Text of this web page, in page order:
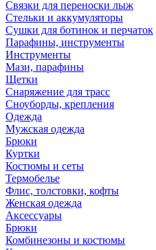
Связки для переноски лыж
Стельки и аккумуляторы
Сушки для ботинок и перчаток
Парафины, инструменты
Инструменты
Мази, парафины
Щетки
Снаряжение для трасс
Сноуборды, крепления
Одежда
Мужская одежда
Брюки
Куртки
Костюмы и сеты
Термобелье
Флис, толстовки, кофты
Женская одежда
Аксессуары
Брюки
Комбинезоны и костюмы